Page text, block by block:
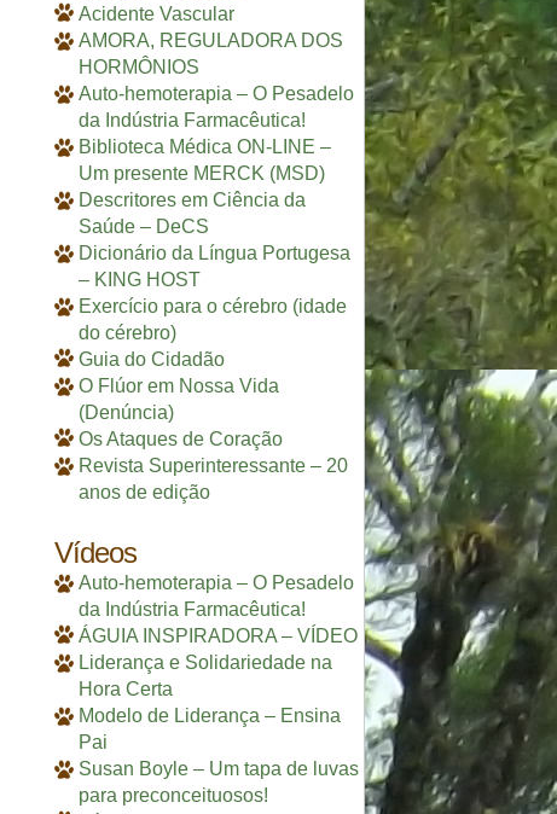
Acidente Vascular
AMORA, REGULADORA DOS
HORMÔNIOS
Auto-hemoterapia – O Pesadelo
da Indústria Farmacêutica!
Biblioteca Médica ON-LINE –
Um presente MERCK (MSD)
Descritores em Ciência da
Saúde – DeCS
Dicionário da Língua Portugesa
– KING HOST
Exercício para o cérebro (idade
do cérebro)
Guia do Cidadão
O Flúor em Nossa Vida
(Denúncia)
Os Ataques de Coração
Revista Superinteressante – 20
anos de edição
Vídeos
Auto-hemoterapia – O Pesadelo
da Indústria Farmacêutica!
ÁGUIA INSPIRADORA – VÍDEO
Liderança e Solidariedade na
Hora Certa
Modelo de Liderança – Ensina
Pai
Susan Boyle – Um tapa de luvas
para preconceituosos!